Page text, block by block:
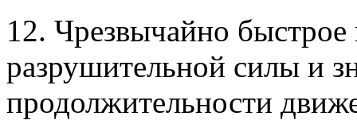
12. Чрезвычайно
разрушительной силы и
продолжительности